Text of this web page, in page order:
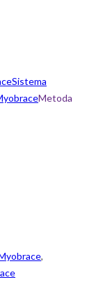
Sistema
Metoda
,